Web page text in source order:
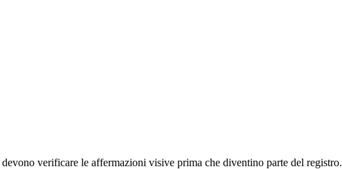
verificare le affermazioni visive prima che diventino parte del registro.